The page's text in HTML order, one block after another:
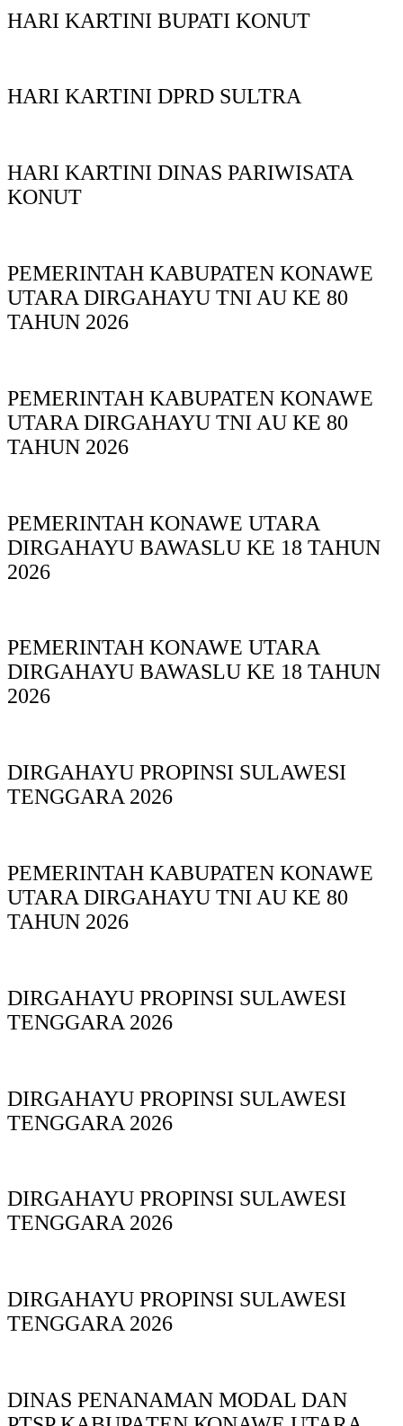
HARI KARTINI BUPATI KONUT
HARI KARTINI DPRD SULTRA
HARI KARTINI DINAS PARIWISATA
KONUT
PEMERINTAH KABUPATEN KONAWE
UTARA DIRGAHAYU TNI AU KE 80
TAHUN 2026
PEMERINTAH KABUPATEN KONAWE
UTARA DIRGAHAYU TNI AU KE 80
TAHUN 2026
PEMERINTAH KONAWE UTARA
DIRGAHAYU BAWASLU KE 18 TAHUN
2026
PEMERINTAH KONAWE UTARA
DIRGAHAYU BAWASLU KE 18 TAHUN
2026
DIRGAHAYU PROPINSI SULAWESI
TENGGARA 2026
PEMERINTAH KABUPATEN KONAWE
UTARA DIRGAHAYU TNI AU KE 80
TAHUN 2026
DIRGAHAYU PROPINSI SULAWESI
TENGGARA 2026
DIRGAHAYU PROPINSI SULAWESI
TENGGARA 2026
DIRGAHAYU PROPINSI SULAWESI
TENGGARA 2026
DIRGAHAYU PROPINSI SULAWESI
TENGGARA 2026
DINAS PΕΝΑΝΑΜAN MODAL DAN